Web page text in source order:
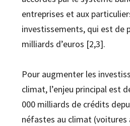
entreprises et aux
investissements, qui est de
milliards d’euros [2,3].
Pour augmenter les
climat, l’enjeu principal est
000 milliards de crédits
néfastes au climat (voitures